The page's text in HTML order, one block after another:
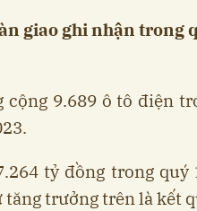
giao ghi nhận trong
cộng 9.689 ô tô điện
tỷ đồng trong quý
tăng trưởng trên là kết